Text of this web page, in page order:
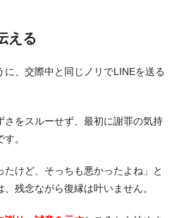
える
に、交際中と同じノリでLINEを送る
さをスルーせず、最初に謝罪の気持
。
たけど、そっちも悪かったよね」と
残念ながら復縁は叶いません。